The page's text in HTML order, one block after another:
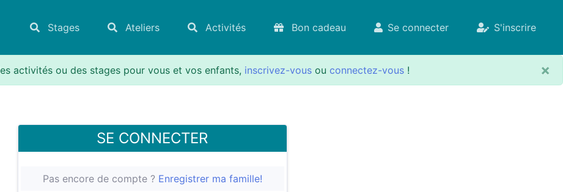
Stages Ateliers Activités Bon cadeau Se connecter S'inscrire
activités ou des stages pour vous et vos enfants, inscrivez-vous ou connectez-vous ! ×
SE CONNECTER
Pas encore de compte ? Enregistrer ma famille!